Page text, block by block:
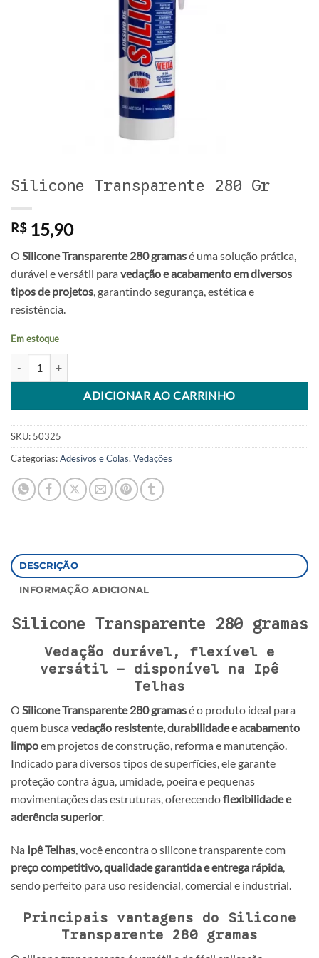
Silicone Transparente 280 Gr
R$15,90
O Silicone Transparente 280 gramasé uma solução prática,
durável e versátil para vedação e acabamento em diversos
tipos de projetos, garantindo segurança, estética e
resistência.
Em estoque
ADICIONAR AO CARRINHO
Alternative:
SKU: 50325
Categorias:Adesivos e Colas, Vedações
DESCRIÇÃO
INFORMAÇÃO ADICIONAL
Silicone Transparente 280 gramas
Vedação durável, flexível e
versátil – disponível na Ipê
Telhas
O Silicone Transparente 280 gramasé o produto ideal para
quem busca vedação resistente, durabilidade e acabamento
limpoem projetos de construção, reforma e manutenção.
Indicado para diversos tipos de superfícies, ele garante
proteção contra água, umidade, poeira e pequenas
movimentações das estruturas, oferecendoflexibilidade e
aderência superior.
Na Ipê Telhas, você encontra o silicone transparente com
preço competitivo, qualidade garantida e entrega rápida,
sendo perfeito para uso residencial, comercial e industrial.
Principais vantagens do Silicone
Transparente 280 gramas